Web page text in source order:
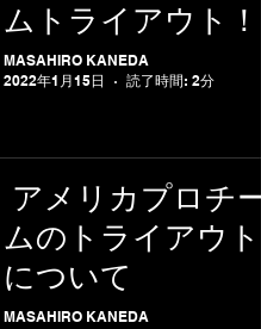
ムトライアウト！
MASAHIRO KANEDA
2022年1月15日
読了時間: 2分
アメリカプロチー
ムのトライアウト
について
MASAHIRO KANEDA